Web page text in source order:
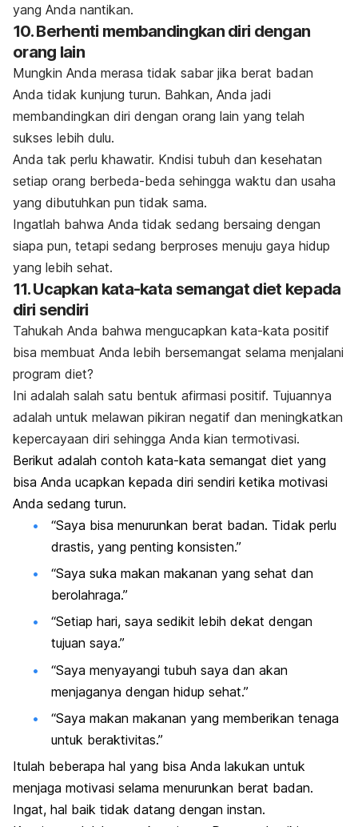
yang Anda nantikan.
10. Berhenti membandingkan diri dengan
orang lain
Mungkin Anda merasa tidak sabar jika berat badan
Anda tidak kunjung turun. Bahkan, Anda jadi
membandingkan diri dengan orang lain yang telah
sukses lebih dulu.
Anda tak perlu khawatir. Kndisi tubuh dan kesehatan
setiap orang berbeda-beda sehingga waktu dan usaha
yang dibutuhkan pun tidak sama.
Ingatlah bahwa Anda tidak sedang bersaing dengan
siapa pun, tetapi sedang berproses menuju gaya hidup
yang lebih sehat.
11. Ucapkan kata-kata semangat diet kepada
diri sendiri
Tahukah Anda bahwa mengucapkan kata-kata positif
bisa membuat Anda lebih bersemangat selama menjalani
program diet?
Ini adalah salah satu bentuk afirmasi positif. Tujuannya
adalah untuk melawan pikiran negatif dan meningkatkan
kepercayaan diri sehingga Anda kian termotivasi.
Berikut adalah contoh kata-kata semangat diet yang
bisa Anda ucapkan kepada diri sendiri ketika motivasi
Anda sedang turun.
“Saya bisa menurunkan berat badan. Tidak perlu
drastis, yang penting konsisten.”
“Saya suka makan makanan yang sehat dan
berolahraga.”
“Setiap hari, saya sedikit lebih dekat dengan
tujuan saya.”
“Saya menyayangi tubuh saya dan akan
menjaganya dengan hidup sehat.”
“Saya makan makanan yang memberikan tenaga
untuk beraktivitas.”
Itulah beberapa hal yang bisa Anda lakukan untuk
menjaga motivasi selama menurunkan berat badan.
Ingat, hal baik tidak datang dengan instan.